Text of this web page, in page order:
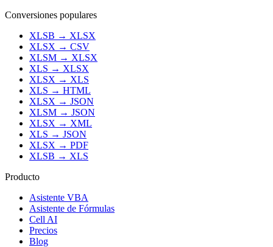
Conversiones populares
XLSB → XLSX
XLSX → CSV
XLSM → XLSX
XLS → XLSX
XLSX → XLS
XLS → HTML
XLSX → JSON
XLSM → JSON
XLSX → XML
XLS → JSON
XLSX → PDF
XLSB → XLS
Producto
Asistente VBA
Asistente de Fórmulas
Cell AI
Precios
Blog